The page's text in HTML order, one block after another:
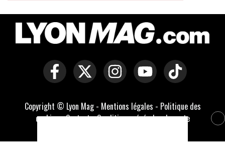
Copyright © Lyon Mag - Mentions légales - Politique des
cookies-Contact-Conditions générales de vente